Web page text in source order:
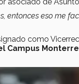
entonces eso me
como
Campus